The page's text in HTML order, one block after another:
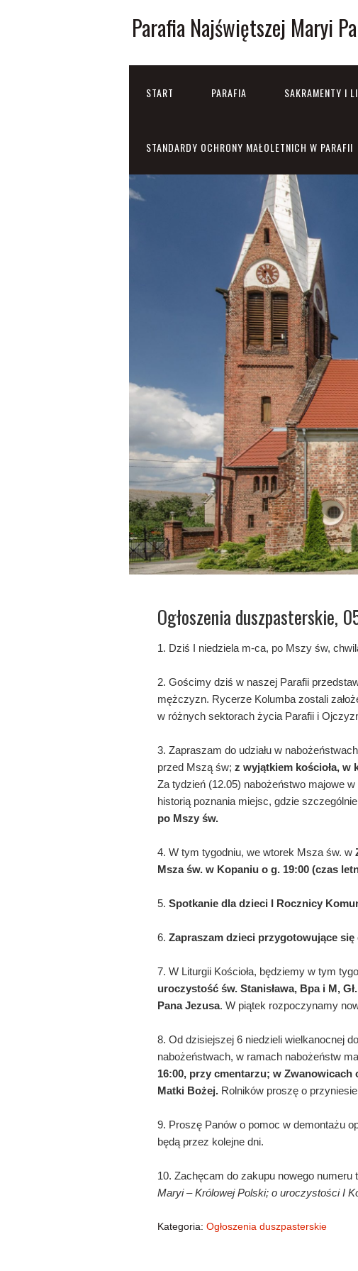
Parafia Najświętszej Maryi
START PARAFIA SAKRAMENTY I
STANDARDY OCHRONY MAŁOLETNICH W PARAFII
Ogłoszenia duszpasterskie,
1. Dziś I niedziela m-ca, po Mszy św,
2. Gościmy dziś w naszej Parafii
mężczyzn. Rycerze Kolumba zostali
w różnych sektorach życia Parafii i
3. Zapraszam do udziału w
przed Mszą św; z wyjątkiem kościoła, w
Za tydzień (12.05) nabożeństwo majowe
historią poznania miejsc, gdzie
po Mszy św.
4. W tym tygodniu, we wtorek Msza św. w
Msza św. w Kopaniu o g. 19:00 (czas
5. Spotkanie dla dzieci I Rocznicy
6. Zapraszam dzieci przygotowujące
7. W Liturgii Kościoła, będziemy w tym
uroczystość św. Stanisława, Bpa i M,
Pana Jezusa. W piątek rozpoczynamy
8. Od dzisiejszej 6 niedzieli wielkanocnej
nabożeństwach, w ramach nabożeństw
16:00, przy cmentarzu; w Zwanowicach
Matki Bożej. Rolników proszę o
9. Proszę Panów o pomoc w demontażu
będą przez kolejne dni.
10. Zachęcam do zakupu nowego numeru
Maryi – Królowej Polski; o uroczystości I
Kategoria: Ogłoszenia duszpasterskie